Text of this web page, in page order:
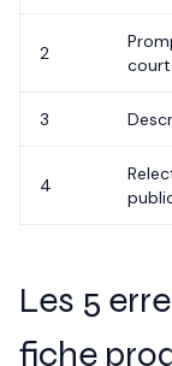
2
3
4
Les 5
fiche